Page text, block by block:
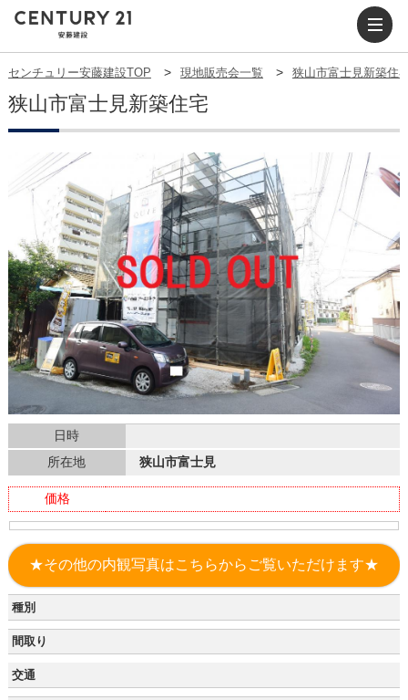
センチュリー安藤建設TOP 現地販売会一覧 狭山市富士見新築住
狭山市富士見新築住宅
日時
所在地
狭山市富士見
価格
★その他の内観写真はこちらからご覧いただけます★
種別
間取り
交通